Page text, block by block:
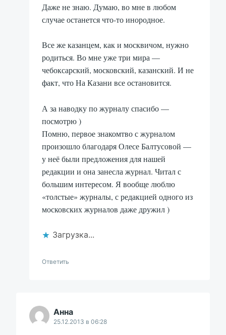
Даже не знаю. Думаю, во мне в любом
случае останется что-то инородное.
Все же казанцем, как и москвичом, нужно
родиться. Во мне уже три мира —
чебоксарский, московский, казанский. И не
факт, что На Казани все остановится.
А за наводку по журналу спасибо —
посмотрю )
Помню, первое знакомтво с журналом
произошло благодаря Олесе Балтусовой —
у неё были предложения для нашей
редакции и она занесла журнал. Читал с
большим интересом. Я вообще люблю
«толстые» журналы, с редакцией одного из
московских журналов даже дружил )
Загрузка...
Ответить
Анна
25.12.2013 в 06:28